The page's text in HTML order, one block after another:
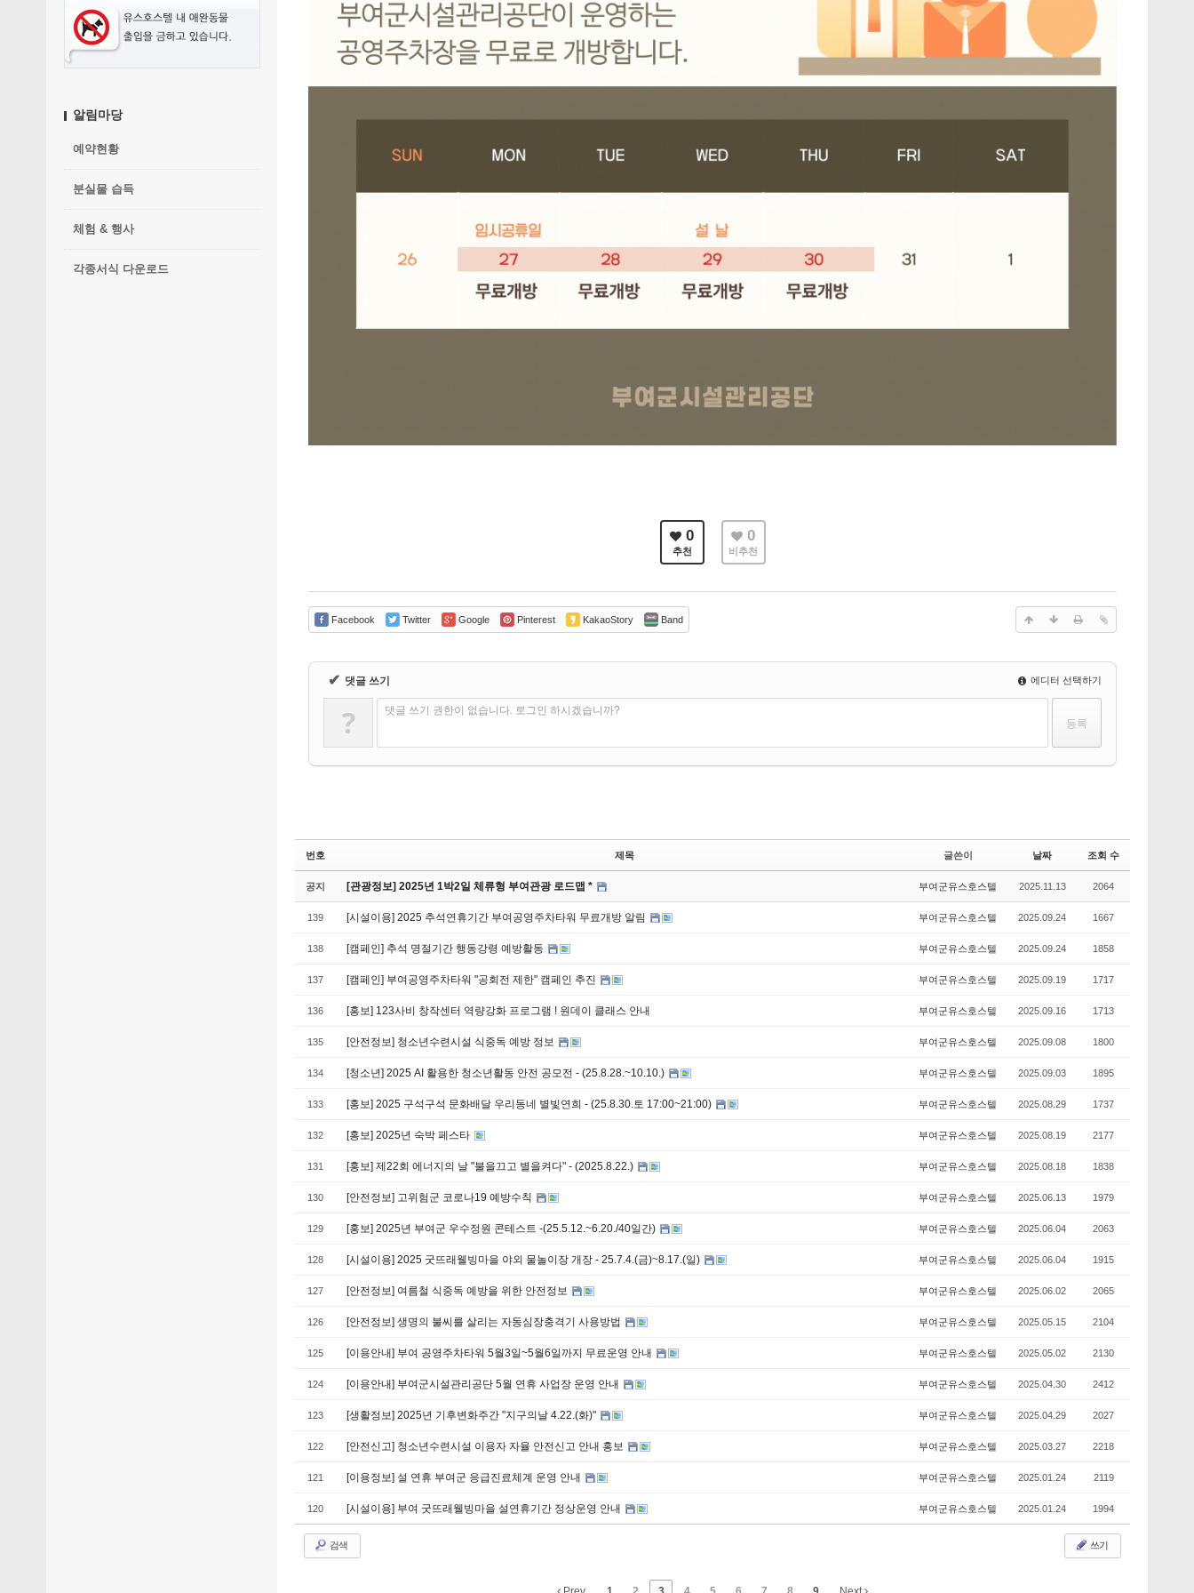
알림마당
예약현황
분실물 습득
체험 & 행사
각종서식 다운로드
0
추천
0
비추천
Facebook Twitter Google Pinterest KakaoStory Band
✔ 댓글 쓰기 에디터 선택하기
? 댓글 쓰기 권한이 없습니다. 로그인 하시겠습니까?
번호 제목 글쓴이 날짜 조회 수
공지 [관광정보] 2025년 1박2일 체류형 부여관광 로드맵 * 부여군유스호스텔 2025.11.13 2064
139 [시설이용] 2025 추석연휴기간 부여공영주차타워 무료개방 알림 부여군유스호스텔 2025.09.24 1667
138 [캠페인] 추석 명절기간 행동강령 예방활동 부여군유스호스텔 2025.09.24 1858
137 [캠페인] 부여공영주차타워 "공회전 제한" 캠페인 추진 부여군유스호스텔 2025.09.19 1717
136 [홍보] 123사비 창작센터 역량강화 프로그램 ! 원데이 클래스 안내 부여군유스호스텔 2025.09.16 1713
135 [안전정보] 청소년수련시설 식중독 예방 정보 부여군유스호스텔 2025.09.08 1800
134 [청소년] 2025 AI 활용한 청소년활동 안전 공모전 - (25.8.28.~10.10.) 부여군유스호스텔 2025.09.03 1895
133 [홍보] 2025 구석구석 문화배달 우리동네 별빛연희 - (25.8.30.토 17:00~21:00) 부여군유스호스텔 2025.08.29 1737
132 [홍보] 2025년 숙박 페스타 부여군유스호스텔 2025.08.19 2177
131 [홍보] 제22회 에너지의 날 "불을끄고 별을켜다" - (2025.8.22.) 부여군유스호스텔 2025.08.18 1838
130 [안전정보] 고위험군 코로나19 예방수칙 부여군유스호스텔 2025.06.13 1979
129 [홍보] 2025년 부여군 우수정원 콘테스트 -(25.5.12.~6.20./40일간) 부여군유스호스텔 2025.06.04 2063
128 [시설이용] 2025 굿뜨래웰빙마을 야외 물놀이장 개장 - 25.7.4.(금)~8.17.(일) 부여군유스호스텔 2025.06.04 1915
127 [안전정보] 여름철 식중독 예방을 위한 안전정보 부여군유스호스텔 2025.06.02 2065
126 [안전정보] 생명의 불씨를 살리는 자동심장충격기 사용방법 부여군유스호스텔 2025.05.15 2104
125 [이용안내] 부여 공영주차타워 5월3일~5월6일까지 무료운영 안내 부여군유스호스텔 2025.05.02 2130
124 [이용안내] 부여군시설관리공단 5월 연휴 사업장 운영 안내 부여군유스호스텔 2025.04.30 2412
123 [생활정보] 2025년 기후변화주간 "지구의날 4.22.(화)" 부여군유스호스텔 2025.04.29 2027
122 [안전신고] 청소년수련시설 이용자 자율 안전신고 안내 홍보 부여군유스호스텔 2025.03.27 2218
121 [이용정보] 설 연휴 부여군 응급진료체계 운영 안내 부여군유스호스텔 2025.01.24 2119
120 [시설이용] 부여 굿뜨래웰빙마을 설연휴기간 정상운영 안내 부여군유스호스텔 2025.01.24 1994
검색 쓰기